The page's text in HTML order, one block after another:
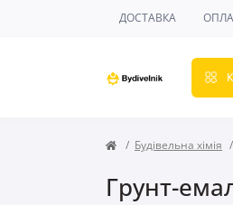
ДОСТАВКА
Будівельна хімія
Грунт-